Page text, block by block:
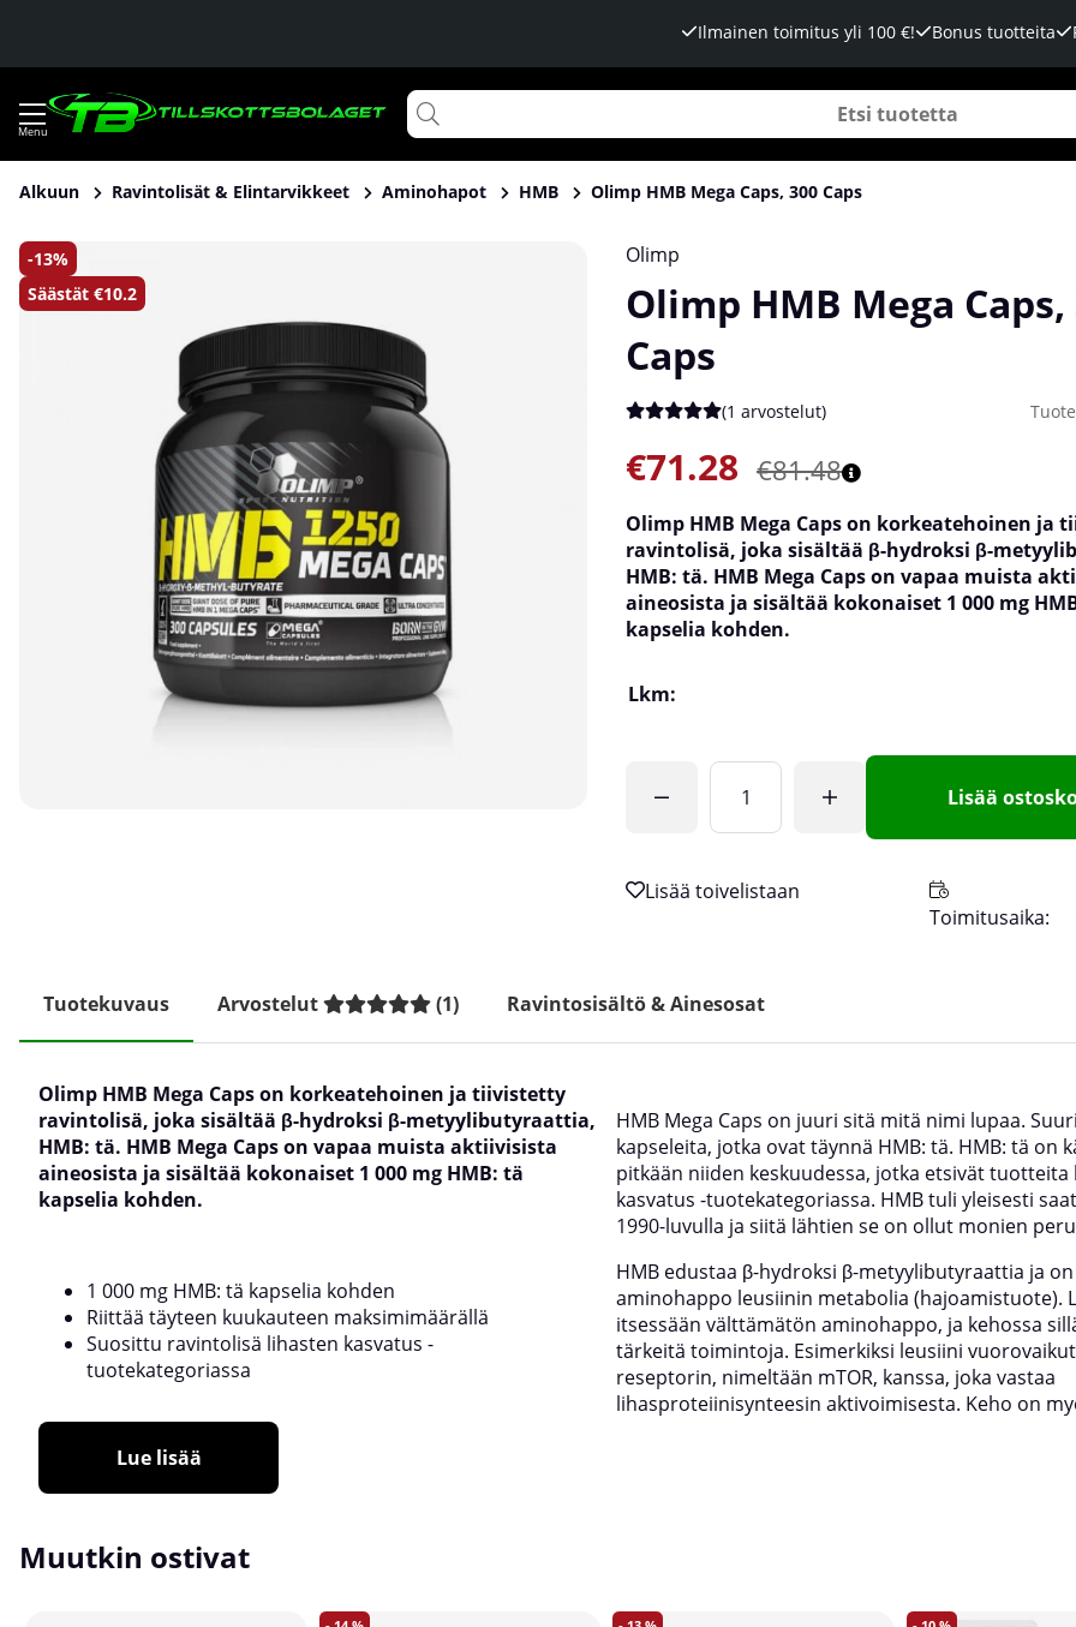
Ilmainen toimitus yli 100 €! Bonus tuotteita
Alkuun Ravintolisät & Elintarvikkeet Aminohapot HMB Olimp HMB Mega Caps, 300 Caps
13
Säästät €10.2
Tuotekuvat Olimp HMB Mega Caps, 300 Caps Olimp
Olimp HMB Mega Caps,
Caps
Keskiarvoluokitus 5 / 5 Arvioiden määrä 1
(1 arvostelut)
€81.48
€71.28
Olimp HMB Mega Caps on korkeatehoinen ja
ravintolisä, joka sisältää β-hydroksi β-
HMB: tä. HMB Mega Caps on vapaa muista
aineosista ja sisältää kokonaiset 1 000 mg
kapselia kohden.
Lkm:
Lisää
Toimitusaika:
Tuotekuvaus Arvostelut (1) Ravintosisältö & Ainesosat
Olimp HMB Mega Caps on korkeatehoinen ja tiivistetty
ravintolisä, joka sisältää β-hydroksi β-metyylibutyraattia,
HMB: tä. HMB Mega Caps on vapaa muista aktiivisista
aineosista ja sisältää kokonaiset 1 000 mg HMB: tä
kapselia kohden.
1 000 mg HMB: tä kapselia kohden
Riittää täyteen kuukauteen maksimimäärällä
Suosittu ravintolisä lihasten kasvatus -
tuotekategoriassa
HMB Mega Caps on juuri sitä mitä nimi lupaa.
kapseleita, jotka ovat täynnä HMB: tä. HMB: tä on
pitkään niiden keskuudessa, jotka etsivät tuotteita
kasvatus -tuotekategoriassa. HMB tuli yleisesti
1990-luvulla ja siitä lähtien se on ollut monien
HMB edustaa β-hydroksi β-metyylibutyraattia ja on
aminohappo leusiinin metabolia (hajoamistuote).
itsessään välttämätön aminohappo, ja kehossa
tärkeitä toimintoja. Esimerkiksi leusiini
reseptorin, nimeltään mTOR, kanssa, joka vastaa
lihasproteiinisynteesin aktivoimisesta. Keho on
Lue lisää
Muutkin ostivat